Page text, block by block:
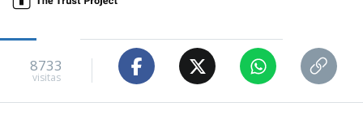
8733
visitas